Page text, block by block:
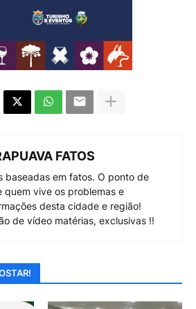
FATOS
baseadas em fatos. O ponto de
quem vive os problemas e
desta cidade e região!
de vídeo matérias, exclusivas !!